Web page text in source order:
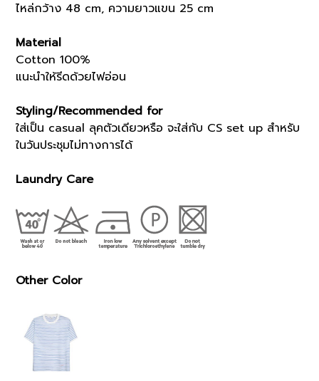
ไหล่กว้าง 48 cm, ความยาวแขน 25 cm
Material
Cotton 100%
แนะนำให้รีดด้วยไฟอ่อน
Styling/Recommended for
ใส่เป็น casual ลุคตัวเดียวหรือ จะใส่กับ CS set up สำหรับ
ในวันประชุมไม่ทางการได้
Laundry Care
Other Color